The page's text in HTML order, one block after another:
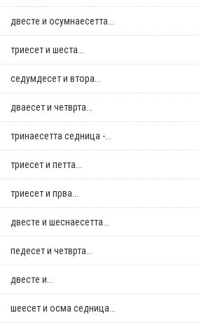
двестe и осумнaесетта...
триесет и шеста...
седумдесет и втора...
дваесет и четврта...
тринаесетта седница -...
триесет и петта...
триесет и прва...
двестe и шеснаесетта...
педесет и четврта...
двестe и...
шеесет и осма седница...